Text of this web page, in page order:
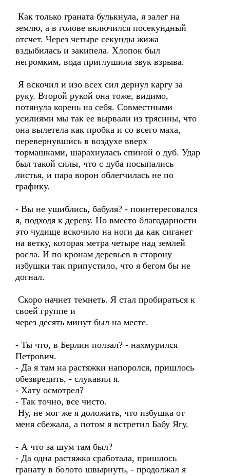
Как только граната булькнула, я залег на
землю, а в голове включился посекундный
отсчет. Через четыре секунды жижа
вздыбилась и закипела. Хлопок был
негромким, вода приглушила звук взрыва.
Я вскочил и изо всех сил дернул каргу за
руку. Второй рукой она тоже, видимо,
потянула корень на себя. Совместными
усилиями мы так ее вырвали из трясины, что
она вылетела как пробка и со всего маха,
перевернувшись в воздухе вверх
тормашками, шарахнулась спиной о дуб. Удар
был такой силы, что с дуба посыпались
листья, и пара ворон облегчилась не по
графику.
- Вы не ушиблись, бабуля? - поинтересовался
я, подходя к дереву. Но вместо благодарности
это чудище вскочило на ноги да как сиганет
на ветку, которая метра четыре над землей
росла. И по кронам деревьев в сторону
избушки так припустило, что я бегом бы не
догнал.
Скоро начнет темнеть. Я стал пробираться к
своей группе и
через десять минут был на месте.
- Ты что, в Берлин ползал? - нахмурился
Петрович.
- Да я там на растяжки напоролся, пришлось
обезвредить, - слукавил я.
- Хату осмотрел?
- Так точно, все чисто.
Ну, не мог же я доложить, что избушка от
меня сбежала, а потом я встретил Бабу Ягу.
- А что за шум там был?
- Да одна растяжка сработала, пришлось
гранату в болото швырнуть, - продолжал я